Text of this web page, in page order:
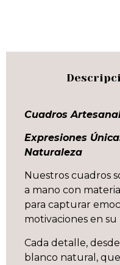
Cuadros
Expresiones
Naturaleza
Nuestros cuadros
a mano con
para capturar
motivaciones en
Cada detalle,
blanco natural,